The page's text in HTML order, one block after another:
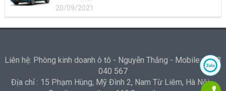
20/09/2021
Liên hệ: Phòng kinh doanh ô tô - Nguyễn Thắng - Mobile: 0973
040 567
Địa chỉ : 15 Phạm Hùng, Mỹ Đình 2, Nam Từ Liêm, Hà Nội -